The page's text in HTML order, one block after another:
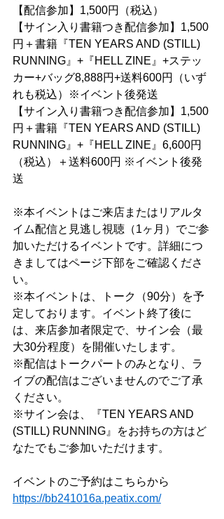
【配信参加】1,500円（税込）
【サイン入り書籍つき配信参加】1,500
円＋書籍『TEN YEARS AND (STILL)
RUNNING』+『HELL ZINE』+ステッ
カー+バッグ8,888円+送料600円（いず
れも税込）※イベント後発送
【サイン入り書籍つき配信参加】1,500
円＋書籍『TEN YEARS AND (STILL)
RUNNING』+『HELL ZINE』6,600円
（税込）＋送料600円 ※イベント後発
送
※本イベントはご来店またはリアルタ
イム配信と見逃し視聴（1ヶ月）でご参
加いただけるイベントです。詳細につ
きましてはページ下部をご確認くださ
い。
※本イベントは、トーク（90分）を予
定しております。イベント終了後に
は、来店参加者限定で、サイン会（最
大30分程度）を開催いたします。
※配信はトークパートのみとなり、ラ
イブの配信はございませんのでご了承
ください。
※サイン会は、『TEN YEARS AND
(STILL) RUNNING』をお持ちの方はど
なたでもご参加いただけます。
イベントのご予約はこちらから
https://bb241016a.peatix.com/